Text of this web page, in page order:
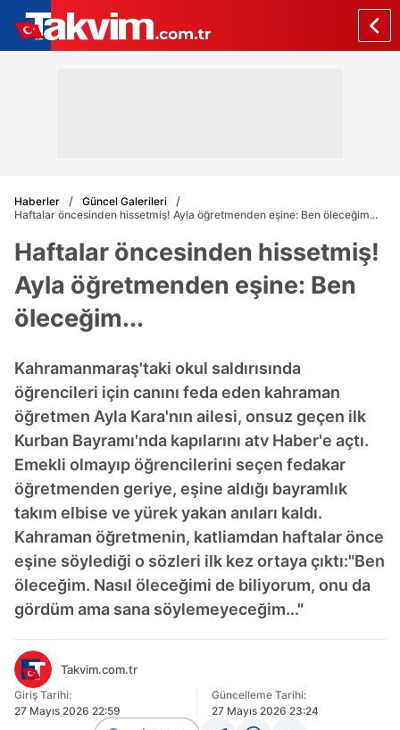
Haberler
Güncel Galerileri
Haftalar öncesinden hissetmiş! Ayla öğretmenden eşine: Ben öleceğim...
Haftalar öncesinden hissetmiş!
Ayla öğretmenden eşine: Ben
öleceğim...
Kahramanmaraş'taki okul saldırısında
öğrencileri için canını feda eden kahraman
öğretmen Ayla Kara'nın ailesi, onsuz geçen ilk
Kurban Bayramı'nda kapılarını atv Haber'e açtı.
Emekli olmayıp öğrencilerini seçen fedakar
öğretmenden geriye, eşine aldığı bayramlık
takım elbise ve yürek yakan anıları kaldı.
Kahraman öğretmenin, katliamdan haftalar önce
eşine söylediği o sözleri ilk kez ortaya çıktı:"Ben
öleceğim. Nasıl öleceğimi de biliyorum, onu da
gördüm ama sana söylemeyeceğim..."
Takvim.com.tr
Giriş Tarihi:
27 Mayıs 2026 22:59
Güncelleme Tarihi:
27 Mayıs 2026 23:24